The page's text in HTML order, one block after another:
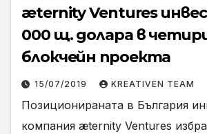
æternity Ventures
000 щ. долара в
блокчейн проекта
15/07/2019 KREATIVEN TEAM
Позиционираната в България
компания æternity Ventures